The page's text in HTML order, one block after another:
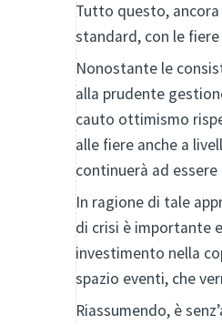
Tutto questo,
standard, con le
Nonostante le
alla prudente
cauto ottimismo
alle fiere anche a
continuerà ad
In ragione di tale
di crisi è importante
investimento nella
spazio eventi, che
Riassumendo, è